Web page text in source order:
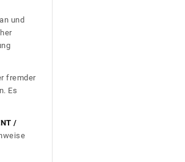
und
fremder
Es
/